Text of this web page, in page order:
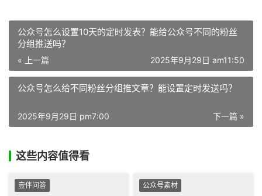
公众号怎么设置10天的定时发表？能给公众号不同的粉丝
分组推送吗？
« 上一篇 2025年9月29日 am11:50
公众号怎么给不同粉丝分组推文章？能设置定时发送吗？
下一篇 »
2025年9月29日 pm7:00
这些内容值得看
壹伴问答 公众号素材